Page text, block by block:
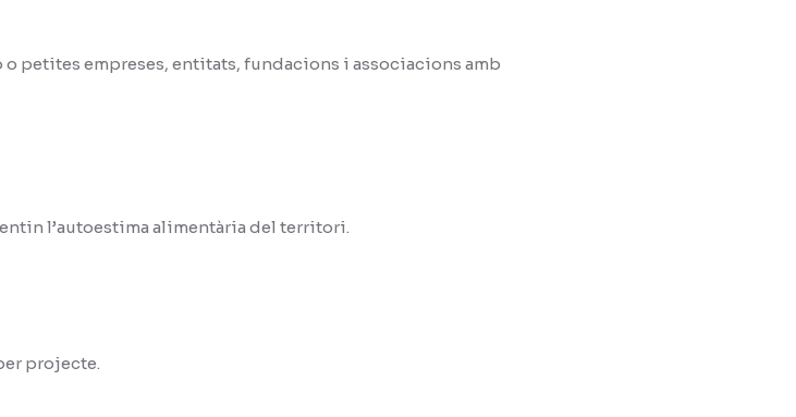
petites empreses, entitats, fundacions i associacions amb
l’autoestima alimentària del territori.
projecte.